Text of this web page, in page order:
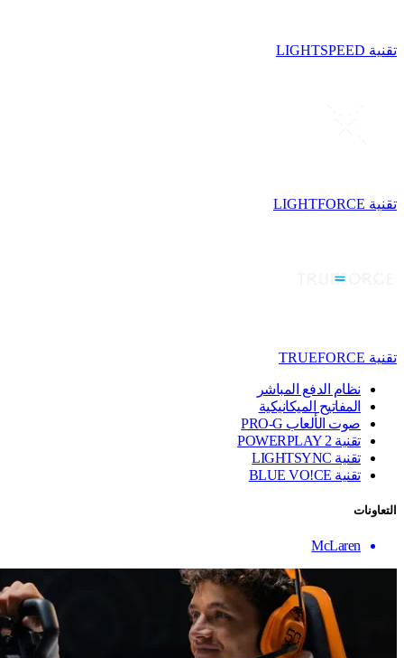
تقنية LIGHTSPEED
تقنية LIGHTFORCE
تقنية TRUEFORCE
نظام الدفع المباشر
المفاتيح الميكانيكية
صوت الألعاب PRO-G
تقنية ‏POWERPLAY 2
تقنية LIGHTSYNC
تقنية BLUE VO!CE
التعاونات
McLaren